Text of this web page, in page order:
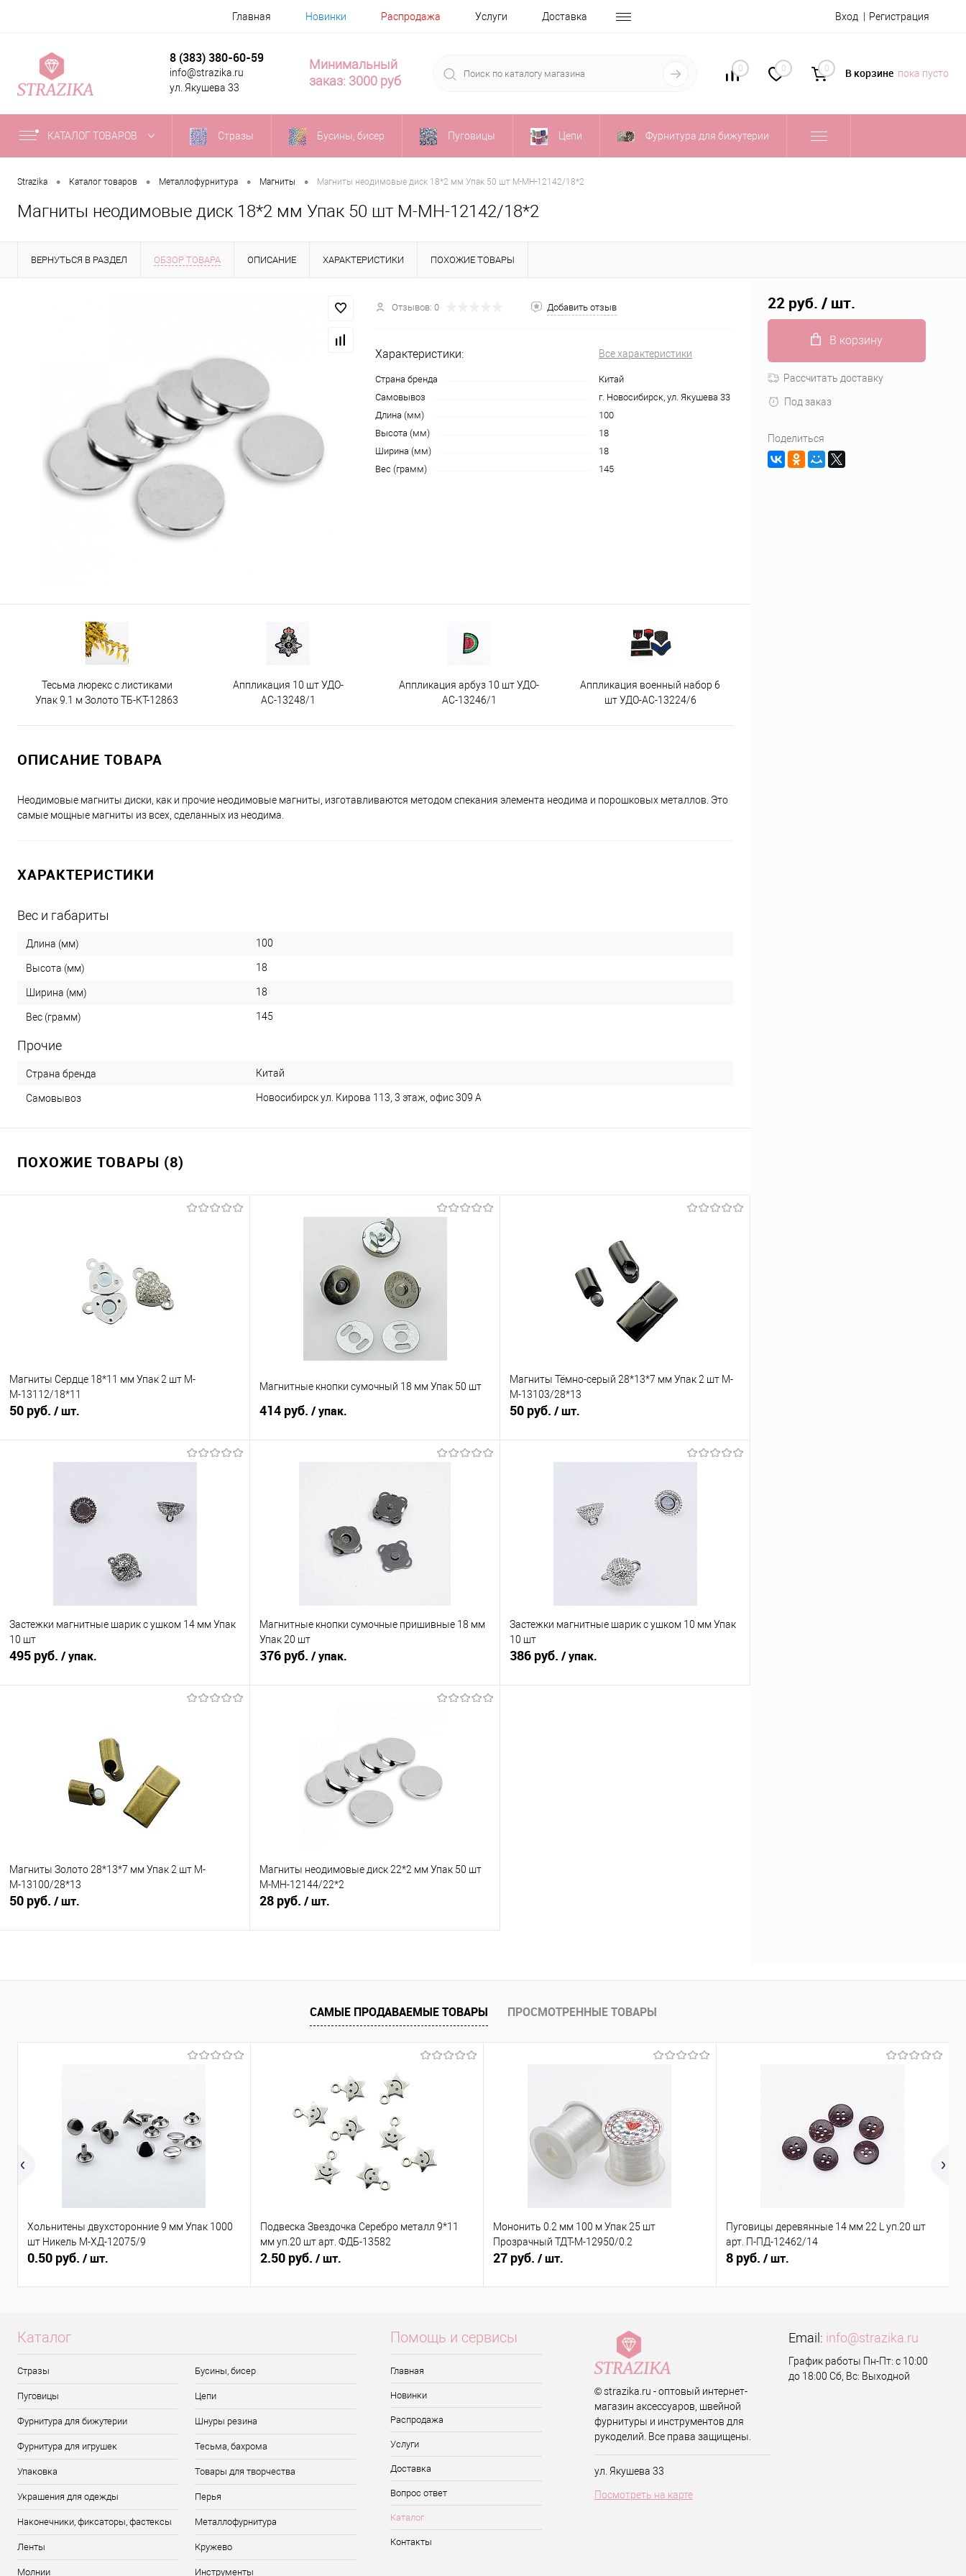
Главная Новинки Распродажа Услуги Доставка Вход Регистрация
8 (383) 380-60-59
info@strazika.ru
ул. Якушева 33
Минимальный
заказ: 3000 руб
0 0 0 В корзине пока пусто
КАТАЛОГ ТОВАРОВ Стразы Бусины, бисер Пуговицы Цепи Фурнитура для бижутерии
Strazika • Каталог товаров • Металлофурнитура • Магниты • Магниты неодимовые диск 18*2 мм Упак 50 шт М-МН-12142/18*2
Магниты неодимовые диск 18*2 мм Упак 50 шт М-МН-12142/18*2
ВЕРНУТЬСЯ В РАЗДЕЛ ОБЗОР ТОВАРА ОПИСАНИЕ ХАРАКТЕРИСТИКИ ПОХОЖИЕ ТОВАРЫ
Отзывов: 0 Добавить отзыв
Характеристики: Все характеристики
Страна бренда
Китай
Самовывоз
г. Новосибирск, ул. Якушева 33
Длина (мм)
100
Высота (мм)
18
Ширина (мм)
18
Вес (грамм)
145
Тесьма люрекс с листиками
Упак 9.1 м Золото ТБ-КТ-12863
Аппликация 10 шт УДО-
АС-13248/1
Аппликация арбуз 10 шт УДО-
АС-13246/1
Аппликация военный набор 6
шт УДО-АС-13224/6
ОПИСАНИЕ ТОВАРА
Неодимовые магниты диски, как и прочие неодимовые магниты, изготавливаются методом спекания элемента неодима и порошковых металлов. Это
самые мощные магниты из всех, сделанных из неодима.
ХАРАКТЕРИСТИКИ
Вес и габариты
Длина (мм) 100
Высота (мм) 18
Ширина (мм) 18
Вес (грамм) 145
Прочие
Страна бренда Китай
Самовывоз Новосибирск ул. Кирова 113, 3 этаж, офис 309 А
ПОХОЖИЕ ТОВАРЫ (8)
Магниты Сердце 18*11 мм Упак 2 шт М-
М-13112/18*11
50 руб. / шт.
Магнитные кнопки сумочный 18 мм Упак 50 шт
414 руб. / упак.
Магниты Тёмно-серый 28*13*7 мм Упак 2 шт М-
М-13103/28*13
50 руб. / шт.
Застежки магнитные шарик с ушком 14 мм Упак
10 шт
495 руб. / упак.
В избранное
Под заказ
Магнитные кнопки сумочные пришивные 18 мм
Упак 20 шт
376 руб. / упак.
В избранное
Под заказ
Застежки магнитные шарик с ушком 10 мм Упак
10 шт
386 руб. / упак.
Магниты Золото 28*13*7 мм Упак 2 шт М-
М-13100/28*13
50 руб. / шт.
Магниты неодимовые диск 22*2 мм Упак 50 шт
М-МН-12144/22*2
28 руб. / шт.
22 руб. / шт.
В корзину
Рассчитать доставку
Под заказ
Поделиться
САМЫЕ ПРОДАВАЕМЫЕ ТОВАРЫ ПРОСМОТРЕННЫЕ ТОВАРЫ
Хольнитены двухсторонние 9 мм Упак 1000
шт Никель М-ХД-12075/9
0.50 руб. / шт.
Подвеска Звездочка Серебро металл 9*11
мм уп.20 шт арт. ФДБ-13582
2.50 руб. / шт.
Мононить 0.2 мм 100 м Упак 25 шт
Прозрачный ТДТ-М-12950/0.2
27 руб. / шт.
Пуговицы деревянные 14 мм 22 L уп.20 шт
арт. П-ПД-12462/14
8 руб. / шт.
Каталог
Стразы Бусины, бисер
Пуговицы Цепи
Фурнитура для бижутерии Шнуры резина
Фурнитура для игрушек Тесьма, бахрома
Упаковка Товары для творчества
Украшения для одежды Перья
Наконечники, фиксаторы, фастексы Металлофурнитура
Ленты Кружево
Молнии Инструменты
Помощь и сервисы
Главная
Новинки
Распродажа
Услуги
Доставка
Вопрос ответ
Каталог
Контакты
© strazika.ru - оптовый интернет-
магазин аксессуаров, швейной
фурнитуры и инструментов для
рукоделий. Все права защищены.
ул. Якушева 33
Посмотреть на карте
Email: info@strazika.ru
График работы Пн-Пт: с 10:00
до 18:00 Сб, Вс: Выходной